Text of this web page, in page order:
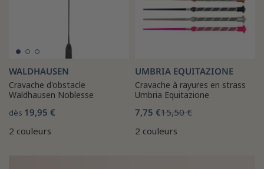
WALDHAUSEN
Cravache d'obstacle
Waldhausen Noblesse
dès 19,95 €
2 couleurs
UMBRIA EQUITAZIONE
Cravache à rayures en strass
Umbria Equitazione
7,75 €15,50 €
2 couleurs